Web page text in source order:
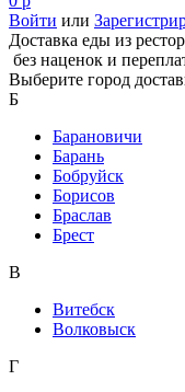
Войти или
Доставка еды из
без наценок и
Выберите город
Б
Барановичи
Барань
Бобруйск
Борисов
Браслав
Брест
В
Витебск
Волковыск
Г